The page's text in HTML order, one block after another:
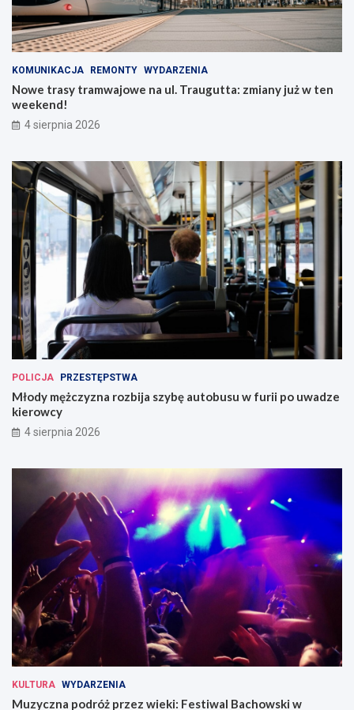
KOMUNIKACJA REMONTY WYDARZENIA
Nowe trasy tramwajowe na ul. Traugutta: zmiany już w ten
weekend!
4 sierpnia 2026
POLICJA PRZESTĘPSTWA
Młody mężczyzna rozbija szybę autobusu w furii po uwadze
kierowcy
4 sierpnia 2026
KULTURA WYDARZENIA
Muzyczna podróż przez wieki: Festiwal Bachowski w